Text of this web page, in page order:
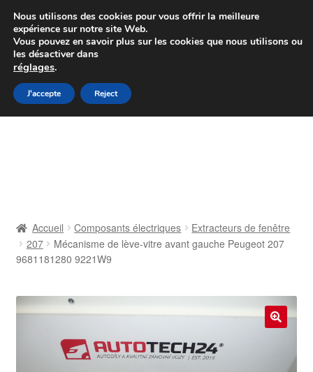
Colissimo livraison à partir de 7 EUR
Du lundi au vendredi de 9 h à 16 h
Aller
à
Aller
au
Contact
Mon compte
Accueil Composants électriques
Extracteurs de fenêtre
207
Mécanisme de lève-vitre avant gauche Peugeot 207
9681181280 9221W9
Nous utilisons des cookies pour vous offrir la meilleure
expérience sur notre site Web.
Vous pouvez en savoir plus sur les cookies que nous utilisons ou
les désactiver dans
réglages.
J'accepte Reject